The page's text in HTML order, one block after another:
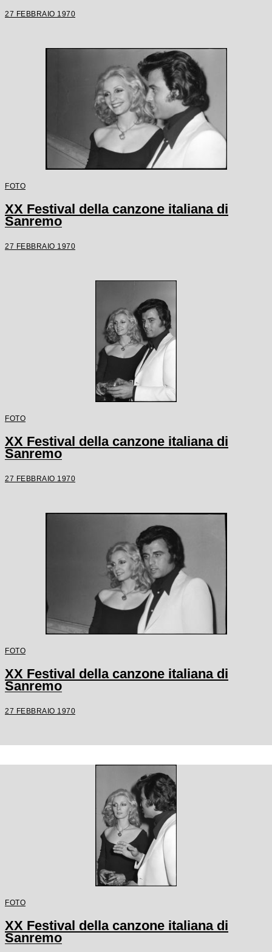
27 FEBBRAIO 1970
FOTO
XX Festival della canzone italiana di
Sanremo
27 FEBBRAIO 1970
FOTO
XX Festival della canzone italiana di
Sanremo
27 FEBBRAIO 1970
FOTO
XX Festival della canzone italiana di
Sanremo
27 FEBBRAIO 1970
FOTO
XX Festival della canzone italiana di
Sanremo